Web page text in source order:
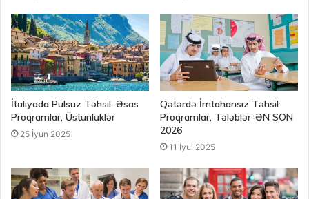
İtaliyada Pulsuz Təhsil: Əsas
Proqramlar, Üstünlüklər
25 İyun 2025
Qətərdə İmtahansız Təhsil:
Proqramlar, Tələblər-ƏN SON
2026
11 İyul 2025